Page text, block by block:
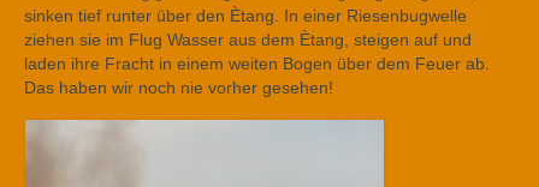
sinken tief runter über den Ètang. In einer Riesenbugwelle
ziehen sie im Flug Wasser aus dem Ètang, steigen auf und
laden ihre Fracht in einem weiten Bogen über dem Feuer ab.
Das haben wir noch nie vorher gesehen!